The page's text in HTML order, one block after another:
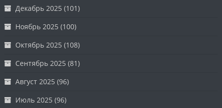
Декабрь 2025 (101)
Ноябрь 2025 (100)
Октябрь 2025 (108)
Сентябрь 2025 (81)
Август 2025 (96)
Июль 2025 (96)